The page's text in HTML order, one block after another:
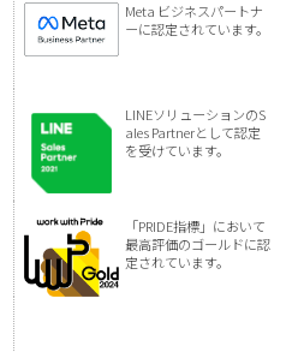
Meta ビジネスパートナ
ーに認定されています。
LINEソリューションのS
ales Partnerとして認定
を受けています。
「PRIDE指標」において
最高評価のゴールドに認
定されています。